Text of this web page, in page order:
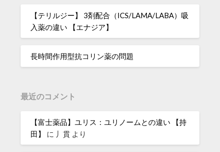
【テリルジー】 3剤配合（ICS/LAMA/LABA）吸
入薬の違い 【エナジア】
長時間作用型抗コリン薬の問題
最近のコメント
【富士薬品】ユリス：ユリノームとの違い 【持
田】
に 丿貫 より